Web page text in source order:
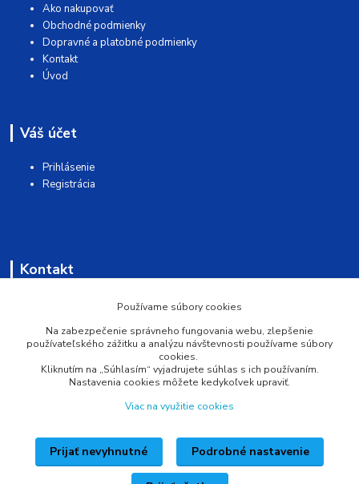
Ako nakupovať
Obchodné podmienky
Dopravné a platobné podmienky
Kontakt
Úvod
Váš účet
Prihlásenie
Registrácia
Kontakt
0902 527 909
info@pprsystem.sk
Upravit sběr cookies.
Používame súbory cookies
Na zabezpečenie správneho fungovania webu, zlepšenie
používateľského zážitku a analýzu návštevnosti používame súbory
cookies.
Kliknutím na „Súhlasím“ vyjadrujete súhlas s ich používaním.
Nastavenia cookies môžete kedykoľvek upraviť.
Viac na využitie cookies
Prijať nevyhnutné Podrobné nastavenie